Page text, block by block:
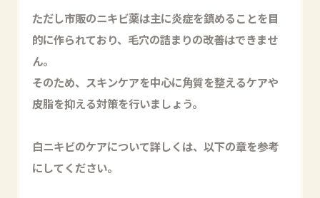
ただし市販のニキビ薬は主に炎症を鎮めることを目
的に作られており、毛穴の詰まりの改善はできませ
ん。
そのため、スキンケアを中心に角質を整えるケアや
皮脂を抑える対策を行いましょう。
白ニキビのケアについて詳しくは、以下の章を参考
にしてください。